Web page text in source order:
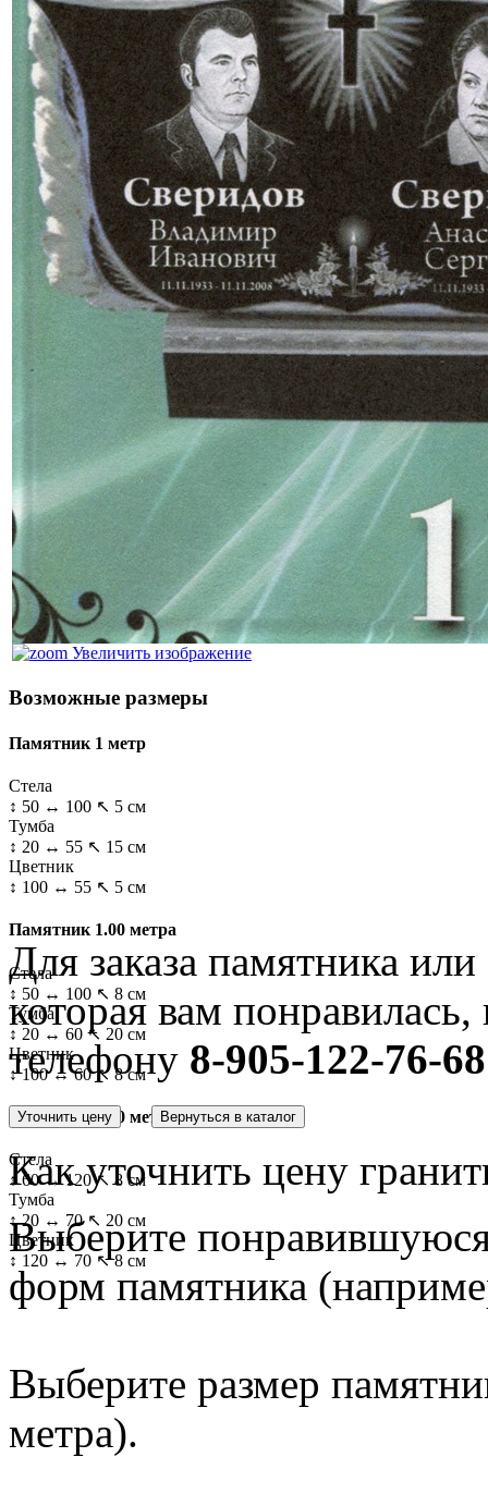
Увеличить изображение
Возможные размеры
Памятник 1 метр
Стела
↕ 50 ↔ 100 ↖ 5 см
Тумба
↕ 20 ↔ 55 ↖ 15 см
Цветник
↕ 100 ↔ 55 ↖ 5 см
Памятник 1.00 метра
Стела
↕ 50 ↔ 100 ↖ 8 см
Тумба
↕ 20 ↔ 60 ↖ 20 см
Цветник
↕ 100 ↔ 60 ↖ 8 см
Памятник 1.20 метра
Стела
↕ 60 ↔ 120 ↖ 8 см
Тумба
↕ 20 ↔ 70 ↖ 20 см
Цветник
↕ 120 ↔ 70 ↖ 8 см
Для заказа памятника
которая вам
телефону 8-905-122-76-68
Как уточнить цену
Выберите
форм памятника
Выберите размер
метра).